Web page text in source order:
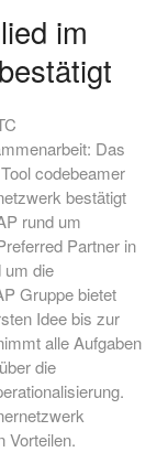
im
Das
codebeamer
bestätigt
rund um
Partner in
um die
Gruppe bietet
Idee bis zur
alle Aufgaben
die
Vorteilen.